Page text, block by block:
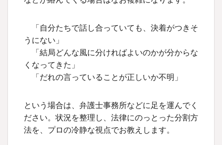
「自分たちで話し合っていても、決着がつきそ
うにない」
「結局どんな風に分ければよいのかが分からな
くなってきた」
「だれの言っていることが正しいか不明」
という場合は、弁護士事務所などに足を運んでく
ださい。状況を整理し、法律にのっとった分割方
法を、プロの冷静な視点でお教えします。